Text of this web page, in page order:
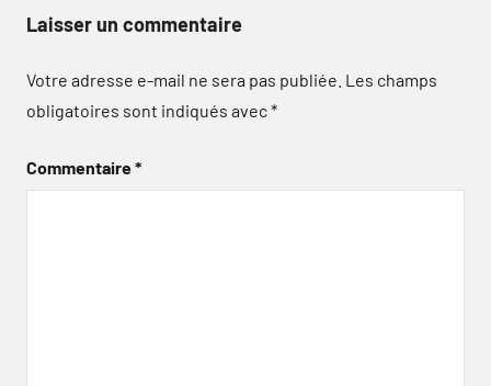
Laisser un commentaire
Votre adresse e-mail ne sera pas publiée. Les champs
obligatoires sont indiqués avec*
Commentaire*